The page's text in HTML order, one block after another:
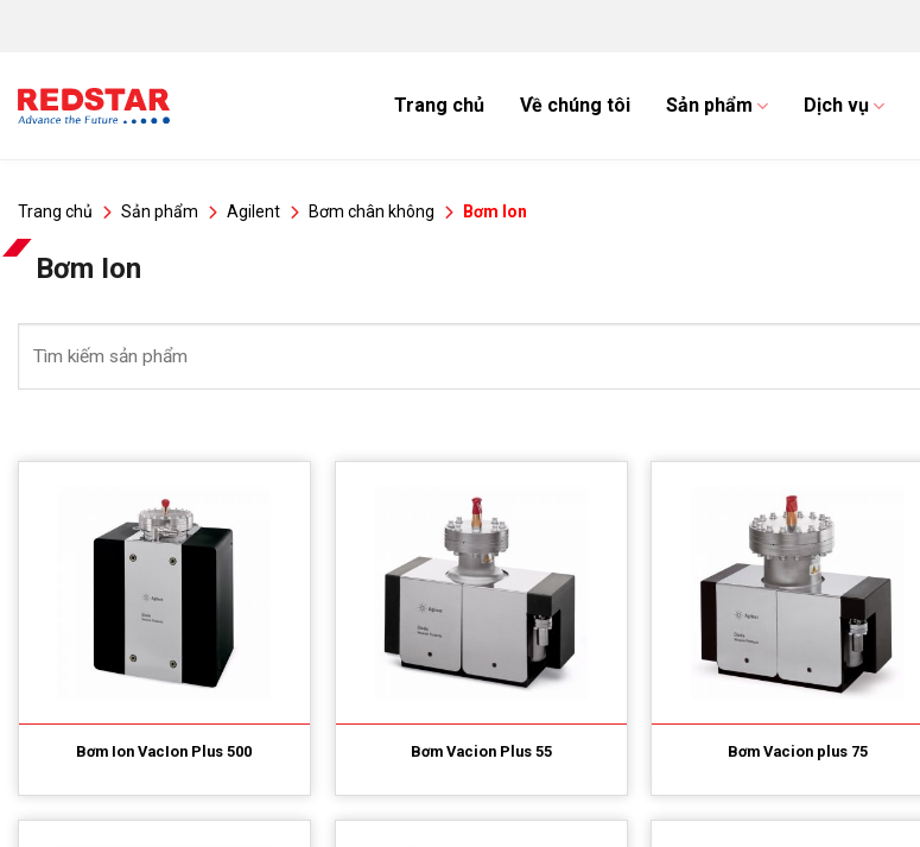
dung
Trang chủ Về chúng tôi Sản phẩm Dịch vụ
Trang chủ Sản phẩm Agilent Bơm chân không Bơm Ion
Bơm Ion
kiếm:
Bơm Ion VacIon Plus 500 Bơm Vacion Plus 55 Bơm Vacion plus 75